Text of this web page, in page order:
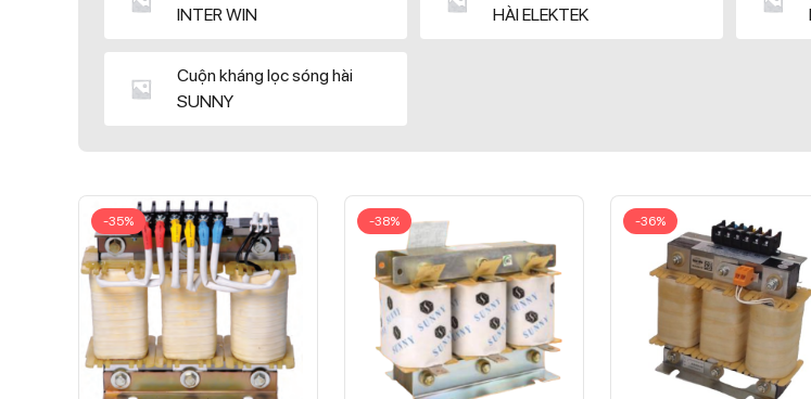
INTER WIN
HÀI ELEKTEK
Cuộn kháng lọc sóng hài
SUNNY
-35% -38% -36%